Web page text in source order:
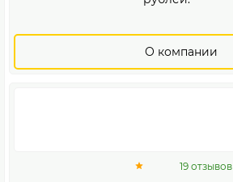
О компании
19 отзывов